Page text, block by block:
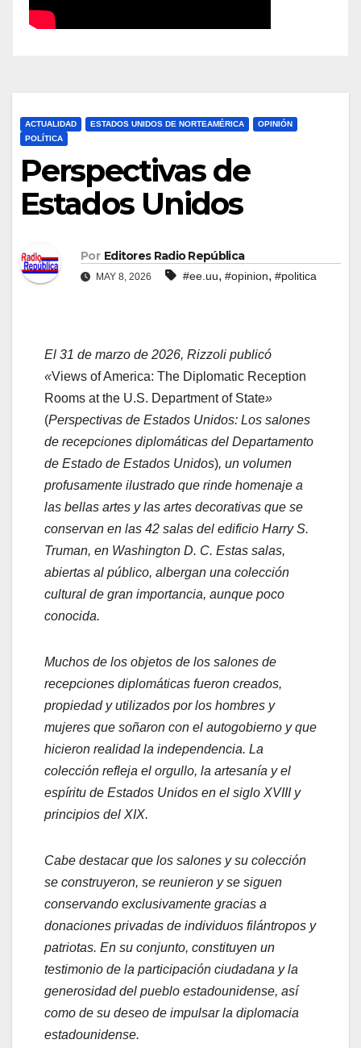
ACTUALIDAD ESTADOS UNIDOS DE NORTEAMÉRICA
OPINIÓN
POLÍTICA
Perspectivas de
Estados Unidos
Por Editores Radio República
MAY 8, 2026 #ee.uu, #opinion, #politica
El 31 de marzo de 2026, Rizzoli publicó
«Views of America: The Diplomatic Reception
Rooms at the U.S. Department of State»
(Perspectivas de Estados Unidos: Los salones
de recepciones diplomáticas del Departamento
de Estado de Estados Unidos), un volumen
profusamente ilustrado que rinde homenaje a
las bellas artes y las artes decorativas que se
conservan en las 42 salas del edificio Harry S.
Truman, en Washington D. C. Estas salas,
abiertas al público, albergan una colección
cultural de gran importancia, aunque poco
conocida.
Muchos de los objetos de los salones de
recepciones diplomáticas fueron creados,
propiedad y utilizados por los hombres y
mujeres que soñaron con el autogobierno y que
hicieron realidad la independencia. La
colección refleja el orgullo, la artesanía y el
espíritu de Estados Unidos en el siglo XVIII y
principios del XIX.
Cabe destacar que los salones y su colección
se construyeron, se reunieron y se siguen
conservando exclusivamente gracias a
donaciones privadas de individuos filántropos y
patriotas. En su conjunto, constituyen un
testimonio de la participación ciudadana y la
generosidad del pueblo estadounidense, así
como de su deseo de impulsar la diplomacia
estadounidense.